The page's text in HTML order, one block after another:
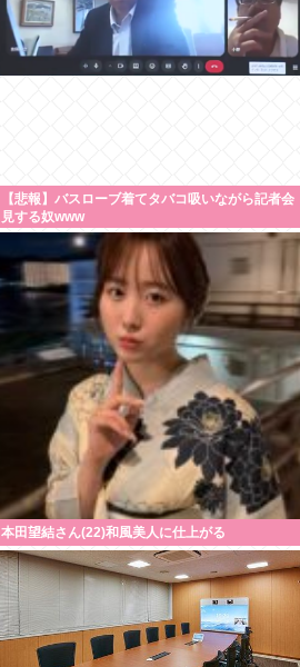
【悲報】バスローブ着てタバコ吸いながら記者会
見する奴www
本田望結さん(22)和風美人に仕上がる